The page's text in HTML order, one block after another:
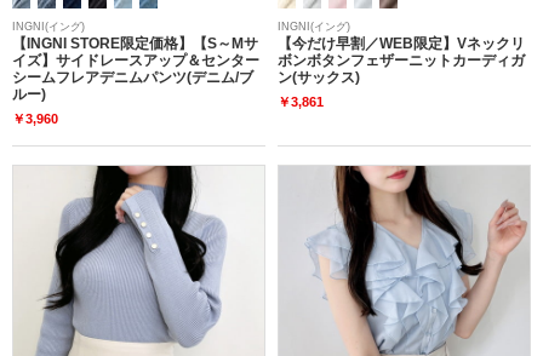
INGNI(イング)
【INGNI STORE限定価格】【S～Mサ
イズ】サイドレースアップ＆センター
シームフレアデニムパンツ(デニム/ブ
ルー)
￥3,960
INGNI(イング)
【今だけ早割／WEB限定】Vネックリ
ボンボタンフェザーニットカーディガ
ン(サックス)
￥3,861